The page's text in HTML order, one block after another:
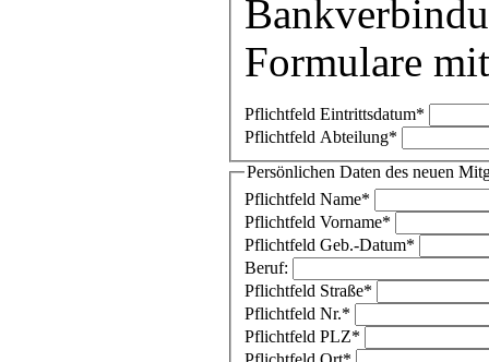
Formulare
Pflichtfeld Eintrittsdatum*
Pflichtfeld Abteilung*
Persönlichen Daten des neuen
Pflichtfeld Name*
Pflichtfeld Vorname*
Pflichtfeld Geb.-Datum*
Beruf:
Pflichtfeld Straße*
Pflichtfeld Nr.*
Pflichtfeld PLZ*